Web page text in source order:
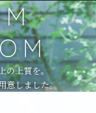
の上質を。
意しました。